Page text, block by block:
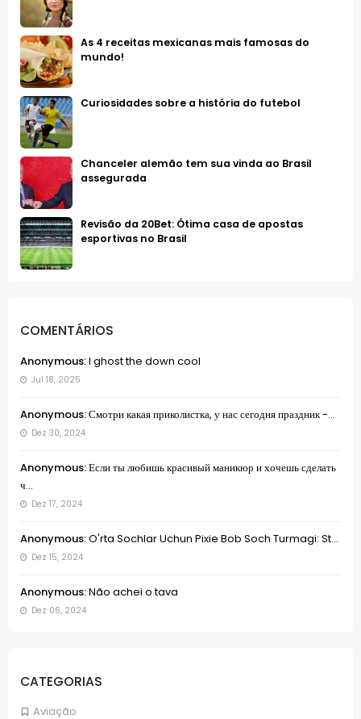
COMENTÁRIOS
Anonymous:I ghost the down cool
Jul 18, 2025
Anonymous:Смотри какая приколистка, у нас сегодня праздник -...
Dez 30, 2024
Anonymous:Если ты любишь красивый маникюр и хочешь сделать
ч...
Dez 17, 2024
Anonymous:O'rta Sochlar Uchun Pixie Bob Soch Turmagi: St...
Dez 15, 2024
Anonymous:Não achei o tava
Dez 06, 2024
CATEGORIAS
Aviação
As 4 receitas mexicanas mais famosas do
mundo!
Curiosidades sobre a história do futebol
Chanceler alemão tem sua vinda ao Brasil
assegurada
Revisão da 20Bet: Ótima casa de apostas
esportivas no Brasil